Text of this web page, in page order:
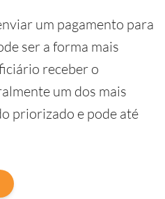
um pagamento para
ser a forma mais
receber o
um dos mais
priorizado e pode até